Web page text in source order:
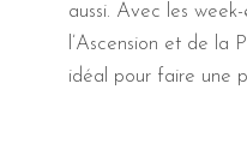
aussi. Avec les
l’Ascension et de la
idéal pour faire une